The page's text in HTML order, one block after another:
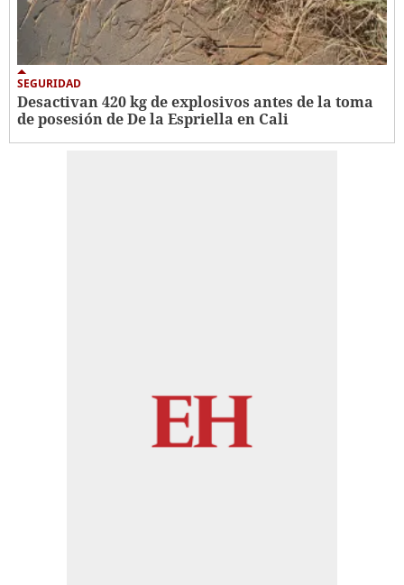
SEGURIDAD
Desactivan 420 kg de explosivos antes de la toma
de posesión de De la Espriella en Cali